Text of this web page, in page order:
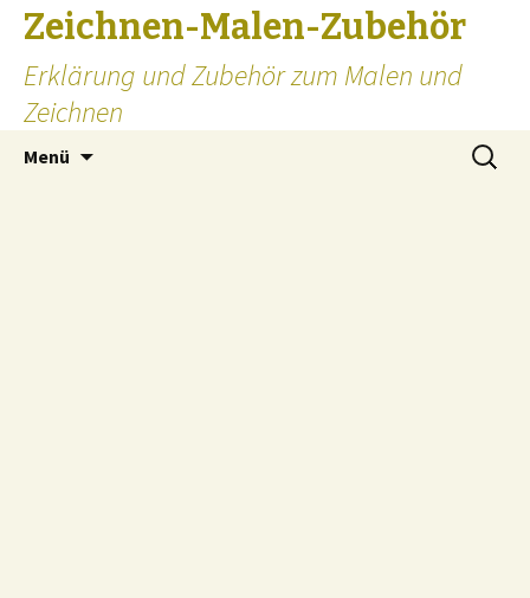
Zeichnen-Malen-Zubehör
Erklärung und Zubehör zum Malen und
Zeichnen
Menü
Suchen
nach: